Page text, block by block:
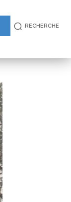
RECHERCHE